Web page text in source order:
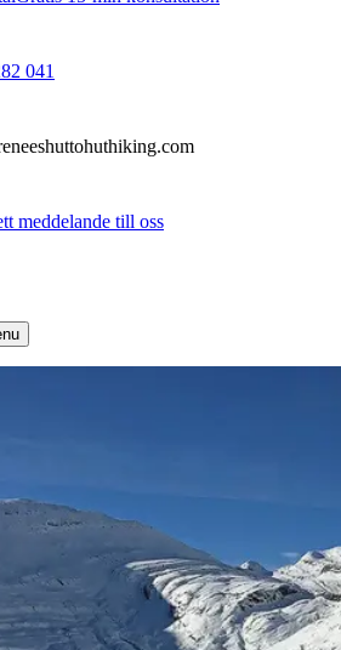
041
meddelande till oss